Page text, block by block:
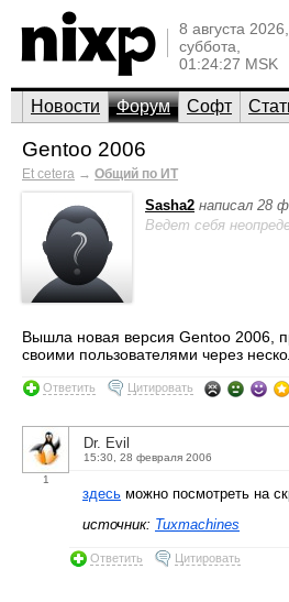
8 августа 2026,
суббота,
01:24:27 MSK
Новости Форум Софт
Gentoo 2006
Et cetera → Общий по ИТ
Sasha2 написал 28
Ведет себя
Вышла новая версия Gentoo 2006,
своими пользователями через
Ответить Цитировать
1
Dr. Evil
15:30, 28 февраля 2006
здесь можно посмотреть на
источник: Tuxmachines
Ответить Цитировать